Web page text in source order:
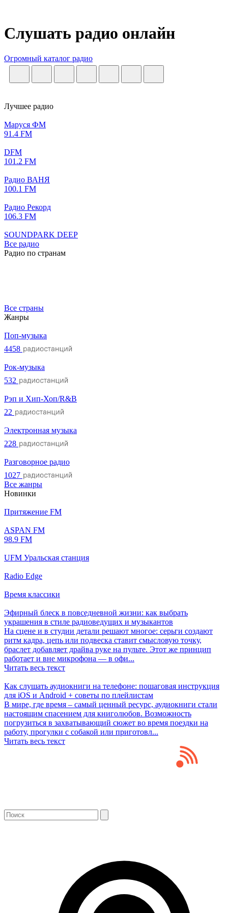
Слушать радио онлайн
Огромный каталог радио
Лучшее радио
Маруся ФМ
91.4 FM
DFM
101.2 FM
Радио ВАНЯ
100.1 FM
Радио Рекорд
106.3 FM
SOUNDPARK DEEP
Все радио
Радио по странам
Все страны
Жанры
Поп-музыка
4458
Рок-музыка
532
Рэп и Хип-Хоп/R&B
22
Электронная музыка
228
Разговорное радио
1027
Все жанры
Новинки
Притяжение FM
ASPAN FM
98.9 FM
UFM Уральская станция
Radio Edge
Время классики
Эфирный блеск в повседневной жизни: как выбрать
украшения в стиле радиоведущих и музыкантов
На сцене и в студии детали решают многое: серьги создают
ритм кадра, цепь или подвеска ставит смысловую точку,
браслет добавляет драйва руке на пульте. Этот же принцип
работает и вне микрофона — в офи...
Читать весь текст
Как слушать аудиокниги на телефоне: пошаговая инструкция
для iOS и Android + советы по плейлистам
В мире, где время – самый ценный ресурс, аудиокниги стали
настоящим спасением для книголюбов. Возможность
погрузиться в захватывающий сюжет во время поездки на
работу, прогулки с собакой или приготовл...
Читать весь текст